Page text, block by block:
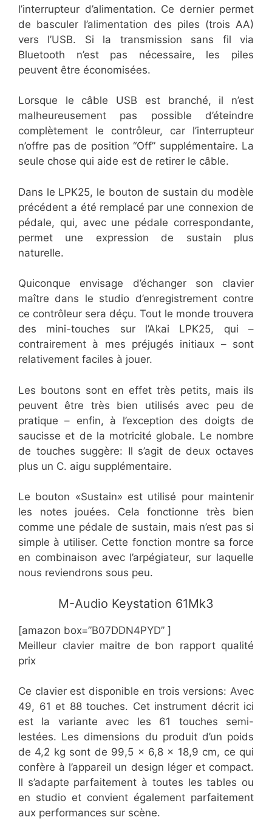
l’interrupteur d’alimentation. Ce dernier permet
de basculer l’alimentation des piles (trois AA)
vers l’USB. Si la transmission sans fil via
Bluetooth n’est pas nécessaire, les piles
peuvent être économisées.
Lorsque le câble USB est branché, il n’est
malheureusement pas possible d’éteindre
complètement le contrôleur, car l’interrupteur
n’offre pas de position “Off” supplémentaire. La
seule chose qui aide est de retirer le câble.
Dans le LPK25, le bouton de sustain du modèle
précédent a été remplacé par une connexion de
pédale, qui, avec une pédale correspondante,
permet une expression de sustain plus
naturelle.
Quiconque envisage d’échanger son clavier
maître dans le studio d’enregistrement contre
ce contrôleur sera déçu. Tout le monde trouvera
des mini-touches sur l’Akai LPK25, qui –
contrairement à mes préjugés initiaux – sont
relativement faciles à jouer.
Les boutons sont en effet très petits, mais ils
peuvent être très bien utilisés avec peu de
pratique – enfin, à l’exception des doigts de
saucisse et de la motricité globale. Le nombre
de touches suggère: Il s’agit de deux octaves
plus un C. aigu supplémentaire.
Le bouton «Sustain» est utilisé pour maintenir
les notes jouées. Cela fonctionne très bien
comme une pédale de sustain, mais n’est pas si
simple à utiliser. Cette fonction montre sa force
en combinaison avec l’arpégiateur, sur laquelle
nous reviendrons sous peu.
​M-Audio Keystation 61Mk3
[amazon box=”​​B07DDN4PYD” ]
Meilleur clavier maitre de bon rapport qualité
prix
Ce clavier est disponible en trois versions: Avec
49, 61 et 88 touches. Cet instrument décrit ici
est la variante avec les 61 touches semi-
lestées. Les dimensions du produit d’un poids
de 4,2 kg sont de 99,5 x 6,8 x 18,9 cm, ce qui
confère à l’appareil un design léger et compact.
Il s’adapte parfaitement à toutes les tables ou
en studio et convient également parfaitement
aux performances sur scène.